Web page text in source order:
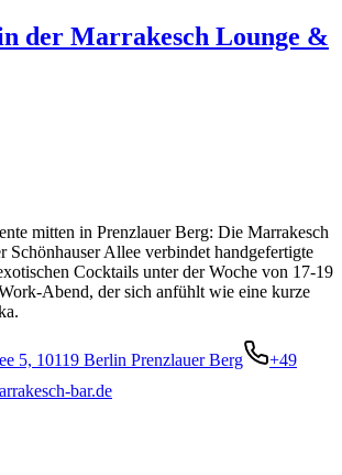
der Marrakesch Lounge &
mitten in Prenzlauer Berg: Die Marrakesch
Schönhauser Allee verbindet handgefertigte
Cocktails unter der Woche von 17-19
Abend, der sich anfühlt wie eine kurze
5, 10119 Berlin Prenzlauer Berg
+49
bar.de